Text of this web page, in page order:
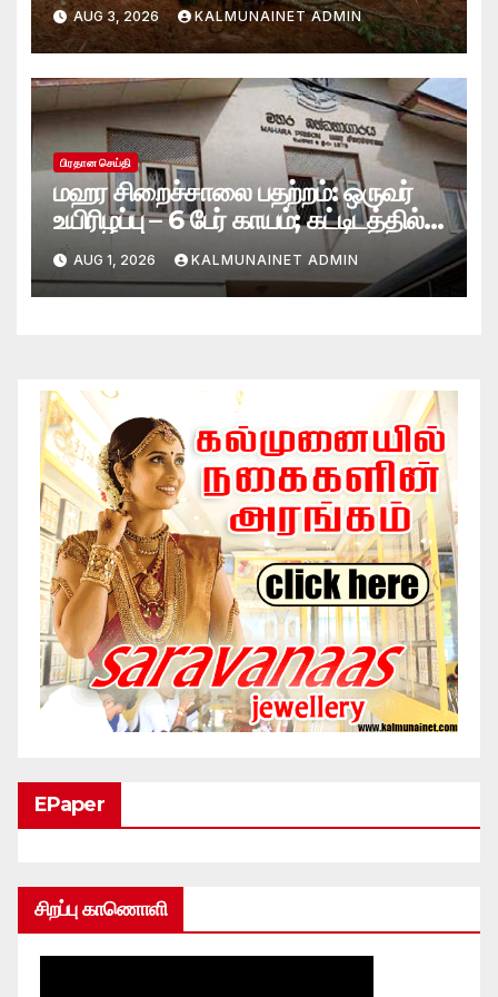
AUG 3, 2026 KALMUNAINET ADMIN
பிரதான செய்தி
மஹர சிறைச்சாலை பதற்றம்: ஒருவர்
உயிரிழப்பு – 6 பேர் காயம்; கட்டிடத்தில்
பாரிய தீ
AUG 1, 2026 KALMUNAINET ADMIN
EPaper
சிறப்பு காணொளி